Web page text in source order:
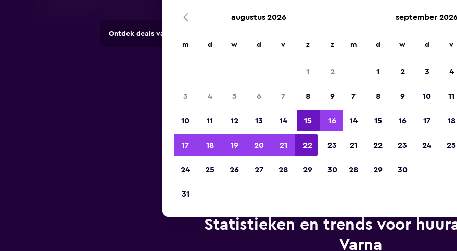
Ontdek deals van verhuurbedrijven op meer dan 70.000 locaties met momondo.
app 2023
Statistieken en trends voor
Varna
augustus 2026
m d w d v z z
1 2
3 4 5 6 7 8 9
10 11 12 13 14 15 16
17 18 19 20 21 22 23
24 25 26 27 28 29 30
31
september
m d w d v
1 2 3 4
7 8 9 10 11
14 15 16 17 18
21 22 23 24 25
28 29 30